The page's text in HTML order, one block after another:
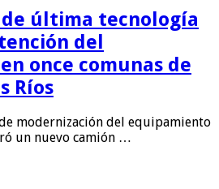
última tecnología
del
once comunas de
Ríos
modernización del equipamiento
un nuevo camión …